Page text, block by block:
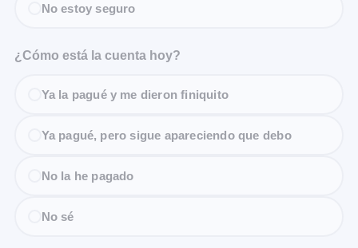
No estoy seguro
¿Cómo está la cuenta hoy?
Ya la pagué y me dieron finiquito
Ya pagué, pero sigue apareciendo que debo
No la he pagado
No sé